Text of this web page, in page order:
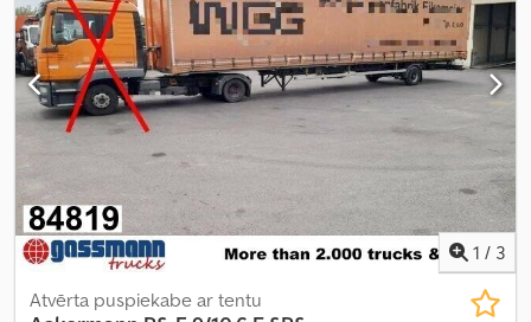
1 / 3
Atvērta puspiekabe ar tentu